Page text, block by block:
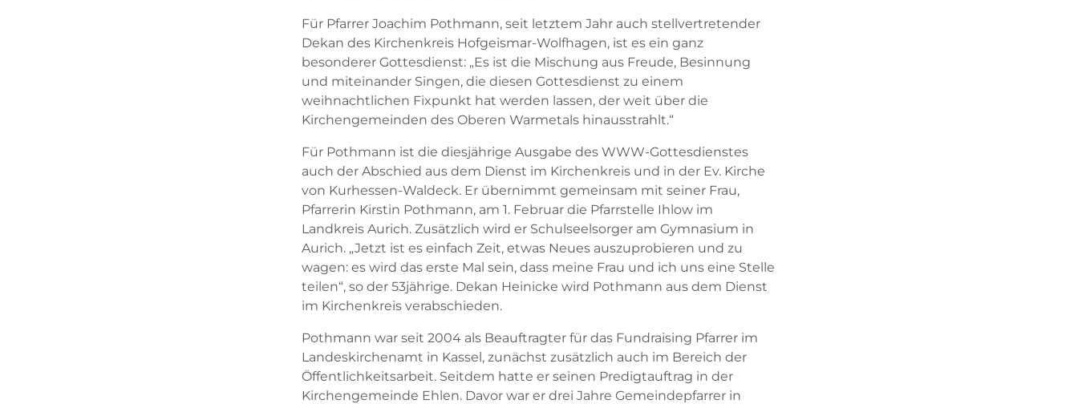
Für Pfarrer Joachim Pothmann, seit letztem Jahr auch stellvertretender
Dekan des Kirchenkreis Hofgeismar-Wolfhagen, ist es ein ganz
besonderer Gottesdienst: „Es ist die Mischung aus Freude, Besinnung
und miteinander Singen, die diesen Gottesdienst zu einem
weihnachtlichen Fixpunkt hat werden lassen, der weit über die
Kirchengemeinden des Oberen Warmetals hinausstrahlt.“
Für Pothmann ist die diesjährige Ausgabe des WWW-Gottesdienstes
auch der Abschied aus dem Dienst im Kirchenkreis und in der Ev. Kirche
von Kurhessen-Waldeck. Er übernimmt gemeinsam mit seiner Frau,
Pfarrerin Kirstin Pothmann, am 1. Februar die Pfarrstelle Ihlow im
Landkreis Aurich. Zusätzlich wird er Schulseelsorger am Gymnasium in
Aurich. „Jetzt ist es einfach Zeit, etwas Neues auszuprobieren und zu
wagen: es wird das erste Mal sein, dass meine Frau und ich uns eine Stelle
teilen“, so der 53jährige. Dekan Heinicke wird Pothmann aus dem Dienst
im Kirchenkreis verabschieden.
Pothmann war seit 2004 als Beauftragter für das Fundraising Pfarrer im
Landeskirchenamt in Kassel, zunächst zusätzlich auch im Bereich der
Öffentlichkeitsarbeit. Seitdem hatte er seinen Predigtauftrag in der
Kirchengemeinde Ehlen. Davor war er drei Jahre Gemeindepfarrer in